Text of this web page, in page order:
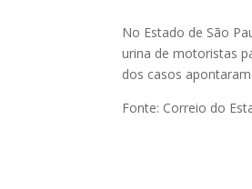
No Estado de São
urina de motoristas
dos casos
Fonte: Correio do